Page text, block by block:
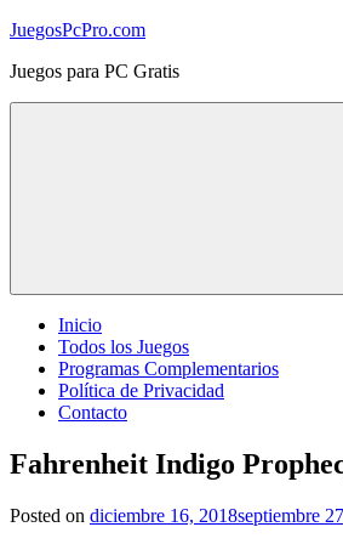
Skip
content
JuegosPcPro.com
Juegos para PC Gratis
Inicio
Todos los Juegos
Programas Complementarios
Política de Privacidad
Contacto
Fahrenheit Indigo
Posted on diciembre 16, 2018septiembre